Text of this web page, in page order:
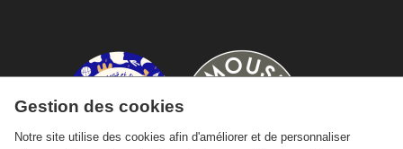
Gestion des cookies
Notre site utilise des cookies afin d'améliorer et de personnaliser